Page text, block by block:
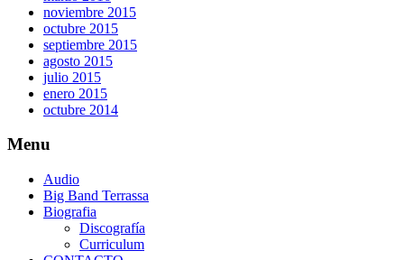
noviembre 2015
octubre 2015
septiembre 2015
agosto 2015
julio 2015
enero 2015
octubre 2014
Menu
Audio
Big Band Terrassa
Biografia
Discografía
Curriculum